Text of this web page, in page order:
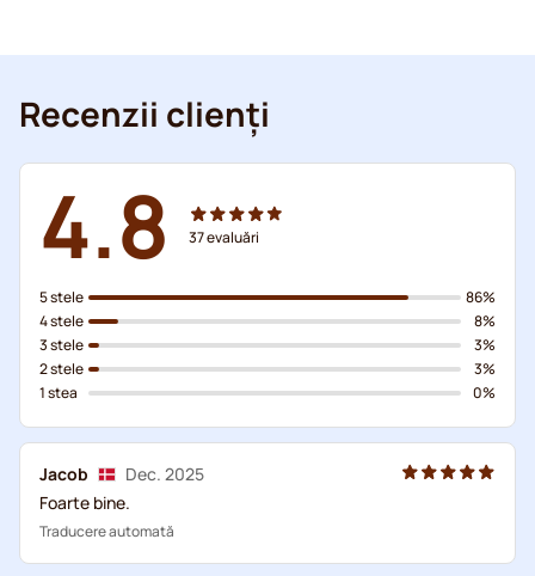
Recenzii clienți
4.8 37evaluări
5 stele
4 stele
3 stele
2 stele
1 stea
86%
8%
3%
3%
0%
Jacob
Dec. 2025
Foarte bine.
Traducere automată